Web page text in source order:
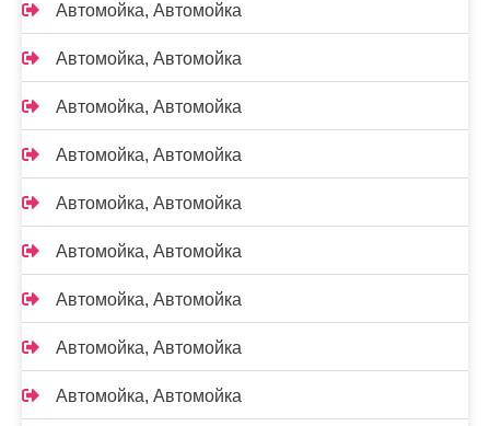
Автомойка, Автомойка
Автомойка, Автомойка
Автомойка, Автомойка
Автомойка, Автомойка
Автомойка, Автомойка
Автомойка, Автомойка
Автомойка, Автомойка
Автомойка, Автомойка
Автомойка, Автомойка